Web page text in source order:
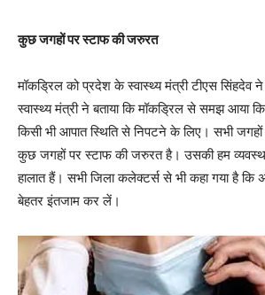
कुछ जगहों पर स्टाफ की जरुरत
मॉकड्रिल को प्रदेश के स्वास्थ्य मंत्री टीएस सिंहदेव
स्वास्थ्य मंत्री ने बताया कि मॉकड्रिल से समझ आया
किसी भी आपात स्थिति से निपटने के लिए। सभी जगहों
कुछ जगहों पर स्टाफ की जरुरत है। उसकी हम
हालात हैं। सभी जिला कलेक्टर्स से भी कहा गया है कि
बेहतर इंतजाम कर लें।